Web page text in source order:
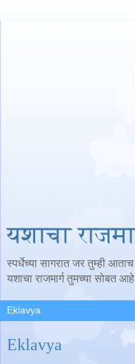
यशाचा
स्पर्धेच्या सागरात जर तुम्ही
यशाचा राजमार्ग तुमच्या सोबत आहे
Eklavya